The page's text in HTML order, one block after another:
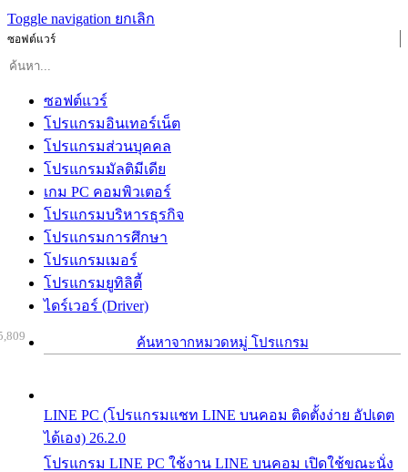
Toggle navigation ยกเลิก
ซอฟต์แวร์
ซอฟต์แวร์
โปรแกรมอินเทอร์เน็ต
โปรแกรมส่วนบุคคล
โปรแกรมมัลติมีเดีย
เกม PC คอมพิวเตอร์
โปรแกรมบริหารธุรกิจ
โปรแกรมการศึกษา
โปรแกรมเมอร์
โปรแกรมยูทิลิตี้
ไดร์เวอร์ (Driver)
ค้นหาจากหมวดหมู่ โปรแกรม
LINE PC (โปรแกรมแชท LINE บนคอม ติดตั้งง่าย อัปเดต
ได้เอง) 26.2.0
โปรแกรม LINE PC ใช้งาน LINE บนคอม เปิดใช้ขณะนั่ง